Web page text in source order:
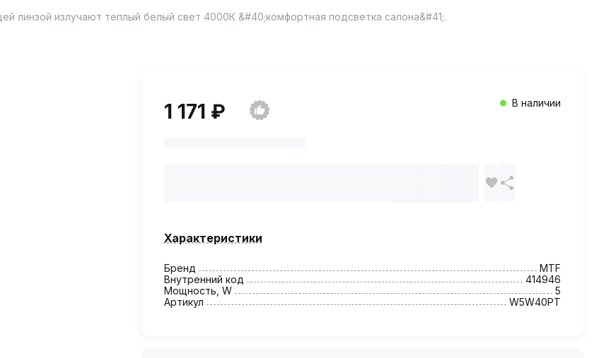
линзой излучают теплый белый свет 4000К &#40;комфортная подсветка салона&#41;.
1 171 ₽ В наличии
Характеристики
Бренд
MTF
Внутренний код
414946
Мощность, W
5
Артикул
W5W40PT